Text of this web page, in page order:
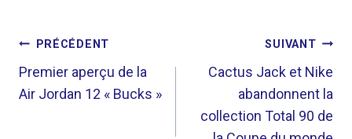
NAVIGATION
DE
L’ARTICLE
PRÉCÉDENT
Premier aperçu de la
Air Jordan 12 « Bucks »
SUIVANT
Cactus Jack et Nike
abandonnent la
collection Total 90 de